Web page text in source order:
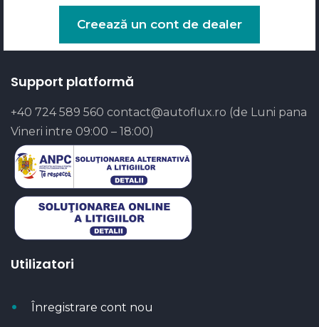
Creează un cont de dealer
Support platformă
+40 724 589 560 contact@autoflux.ro (de Luni pana
Vineri intre 09:00 – 18:00)
Utilizatori
Înregistrare cont nou